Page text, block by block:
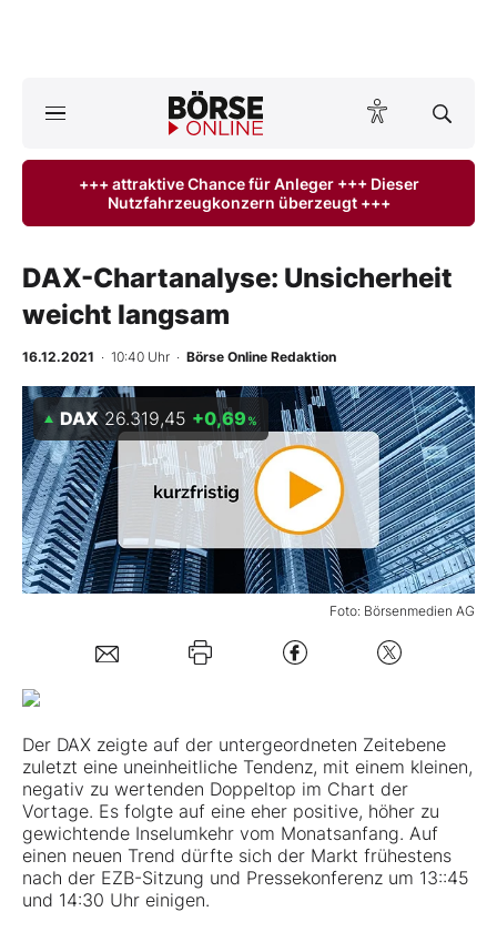
ktuelle Ausgabe BÖRSE ONLINE lesen
Finanz-Check
BO-Musterdepots
Experten
Mein B:O
Kontakt
+++ attraktive Chance für Anleger +++ Dieser
Nutzfahrzeugkonzern überzeugt +++
DAX-Chartanalyse: Unsicherheit
weicht langsam
16.12.2021 · 10:40 Uhr · Börse Online Redaktion
Foto: Börsenmedien AG
DAX 26.319,45 +0,69%
Der DAX zeigte auf der untergeordneten Zeitebene
zuletzt eine uneinheitliche Tendenz, mit einem kleinen,
negativ zu wertenden Doppeltop im Chart der
Vortage. Es folgte auf eine eher positive, höher zu
gewichtende Inselumkehr vom Monatsanfang. Auf
einen neuen Trend dürfte sich der Markt frühestens
nach der EZB-Sitzung und Pressekonferenz um 13::45
und 14:30 Uhr einigen.